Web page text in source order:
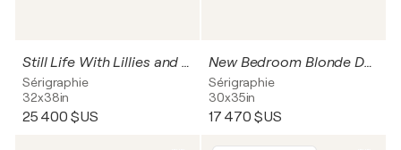
Still Life With Lillies and Mixed Fruits
Sérigraphie
32x38in
25 400 $US
New Bedroom Blonde Doodle
Sérigraphie
30x35in
17 470 $US